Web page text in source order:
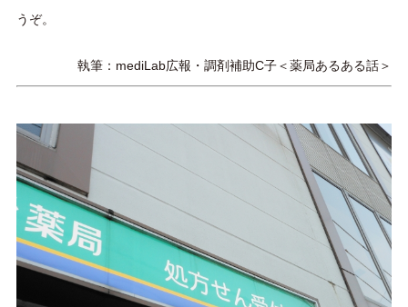
うぞ。
執筆：mediLab広報・調剤補助C子＜薬局あるある話＞